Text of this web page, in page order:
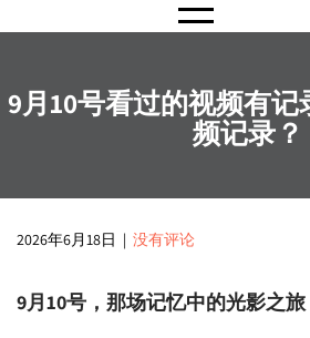
9月10号看过的视频有记
频记录？
2026年6月18日 | 没有评论
9月10号，那场记忆中的光影之旅